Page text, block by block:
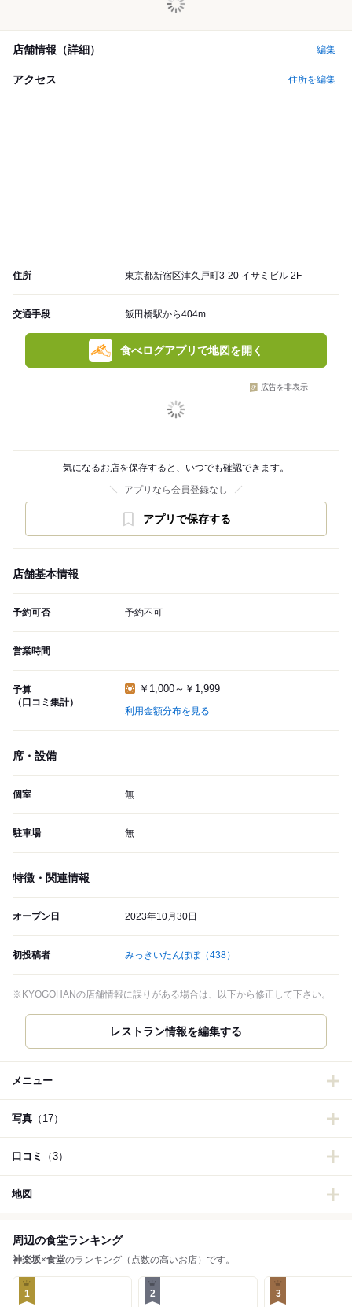
店舗情報（詳細） 編集
アクセス 住所を編集
住所 東京都新宿区津久戸町3-20 イサミビル 2F
交通手段 飯田橋駅から404m
食べログアプリで地図を開く
広告を非表示
気になるお店を保存すると、いつでも確認できます。
アプリなら会員登録なし
アプリで保存する
店舗基本情報
予約可否 予約不可
営業時間
予算
（口コミ集計）
￥1,000～￥1,999
利用金額分布を見る
席・設備
個室 無
駐車場 無
特徴・関連情報
オープン日 2023年10月30日
初投稿者 みっきいたんぽぽ（438）
※KYOGOHANの店舗情報に誤りがある場合は、以下から修正して下さい。
メニュー
写真 （17）
口コミ （3）
地図
周辺の食堂ランキング
神楽坂×食堂のランキング（点数の高いお店）です。
1 2 3